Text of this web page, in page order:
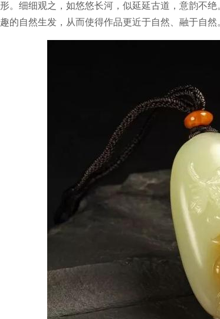
形。细细观之，如悠悠长河，似延延古道，意韵不
趣的自然生发，从而使得作品更近于自然、融于自然